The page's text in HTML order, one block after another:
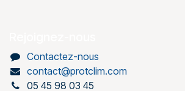
Contactez-nous
contact@protclim.com
05 45 98 03 45